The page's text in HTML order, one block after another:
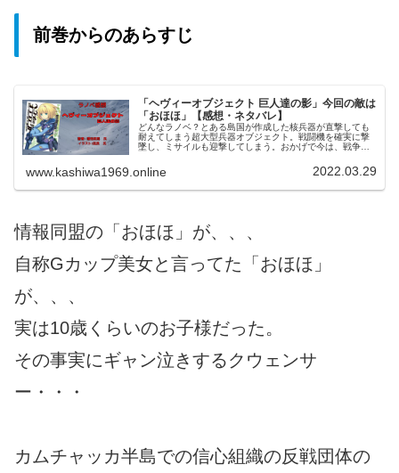
前巻からのあらすじ
「ヘヴィーオブジェクト 巨人達の影」今回の敵は
「おほほ」【感想・ネタバレ】
どんなラノベ？とある島国が作成した核兵器が直撃しても
耐えてしまう超大型兵器オブジェクト。戦闘機を確実に撃
墜し、ミサイルも迎撃してしまう。おかげで今は、戦争の
派遣留学した学生クウェンサーと貴...
www.kashiwa1969.online 2022.03.29
情報同盟の「おほほ」が、、、
自称Gカップ美女と言ってた「おほほ」
が、、、
実は10歳くらいのお子様だった。
その事実にギャン泣きするクウェンサ
ー・・・
カムチャッカ半島での信心組織の反戦団体の